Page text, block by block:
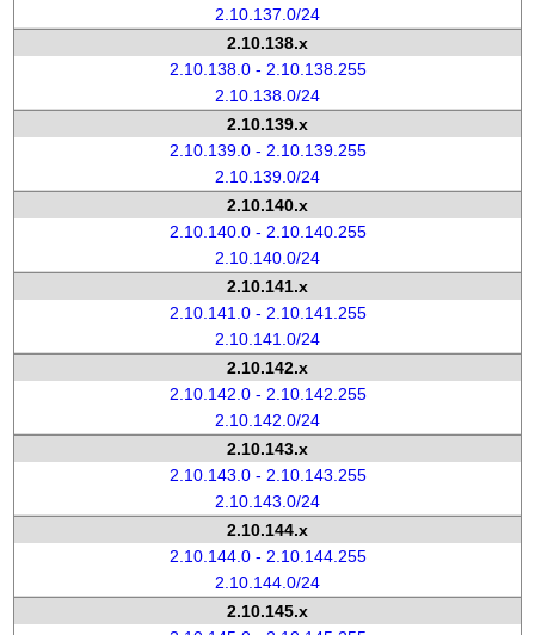
2.10.137.0/24
2.10.138.x
2.10.138.0 - 2.10.138.255
2.10.138.0/24
2.10.139.x
2.10.139.0 - 2.10.139.255
2.10.139.0/24
2.10.140.x
2.10.140.0 - 2.10.140.255
2.10.140.0/24
2.10.141.x
2.10.141.0 - 2.10.141.255
2.10.141.0/24
2.10.142.x
2.10.142.0 - 2.10.142.255
2.10.142.0/24
2.10.143.x
2.10.143.0 - 2.10.143.255
2.10.143.0/24
2.10.144.x
2.10.144.0 - 2.10.144.255
2.10.144.0/24
2.10.145.x